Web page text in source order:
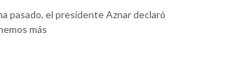
pasado, el presidente Aznar declaró
más